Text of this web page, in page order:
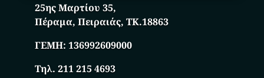
25ης Μαρτίου 35,
Πέραμα, Πειραιάς, ΤΚ.18863
ΓΕΜΗ:136992609000
Τηλ. 211 215 4693